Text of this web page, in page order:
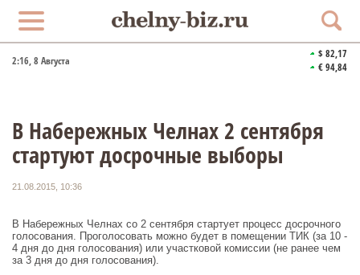
2:16, 8 Августа
$ 82,17
€ 94,84
В Набережных Челнах 2 сентября
стартуют досрочные выборы
21.08.2015, 10:36
В Набережных Челнах со 2 сентября стартует процесс досрочного
голосования. Проголосовать можно будет в помещении ТИК (за 10 -
4 дня до дня голосования) или участковой комиссии (не ранее чем
за 3 дня до дня голосования).